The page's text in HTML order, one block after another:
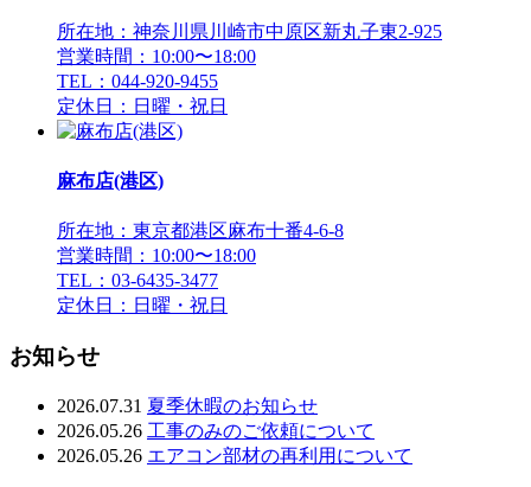
所在地：神奈川県川崎市中原区新丸子東2-925
営業時間：10:00〜18:00
TEL：044-920-9455
定休日：日曜・祝日
麻布店(港区)
所在地：東京都港区麻布十番4-6-8
営業時間：10:00〜18:00
TEL：03-6435-3477
定休日：日曜・祝日
お知らせ
2026.07.31 夏季休暇のお知らせ
2026.05.26 工事のみのご依頼について
2026.05.26 エアコン部材の再利用について